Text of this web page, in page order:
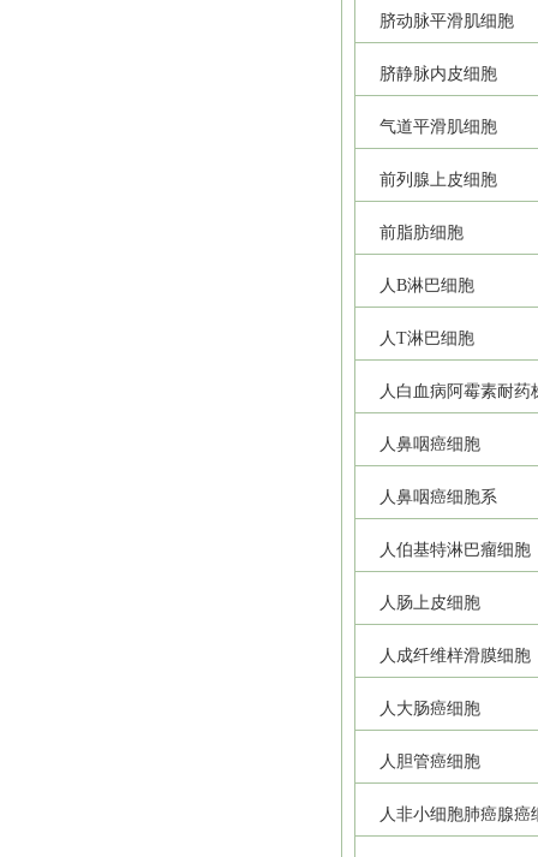
脐动脉平滑肌细胞
脐静脉内皮细胞
气道平滑肌细胞
前列腺上皮细胞
前脂肪细胞
人B淋巴细胞
人T淋巴细胞
人白血病阿霉素耐药
人鼻咽癌细胞
人鼻咽癌细胞系
人伯基特淋巴瘤细胞
人肠上皮细胞
人成纤维样滑膜细胞
人大肠癌细胞
人胆管癌细胞
人非小细胞肺癌腺癌